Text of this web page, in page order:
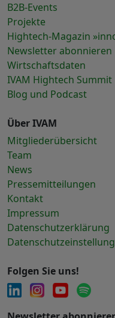
B2B-Events
Projekte
Hightech-Magazin
Newsletter abonnieren
Wirtschaftsdaten
IVAM Hightech Summit
Blog und Podcast
Über IVAM
Mitgliederübersicht
Team
News
Pressemitteilungen
Kontakt
Impressum
Datenschutzerklärung
Folgen Sie uns!